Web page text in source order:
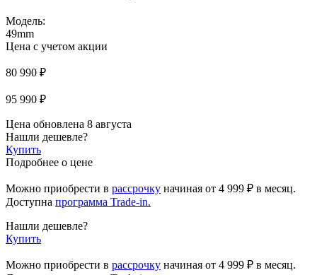
Модель:
49mm
Цена с учетом акции
80 990 ₽
95 990 ₽
Цена обновлена 8 августа
Нашли дешевле?
Купить
Подробнее о цене
Можно приобрести в рассрочку начиная от 4 999 ₽ в месяц.
Доступна программа Trade-in.
Нашли дешевле?
Купить
Можно приобрести в рассрочку начиная от 4 999 ₽ в месяц.